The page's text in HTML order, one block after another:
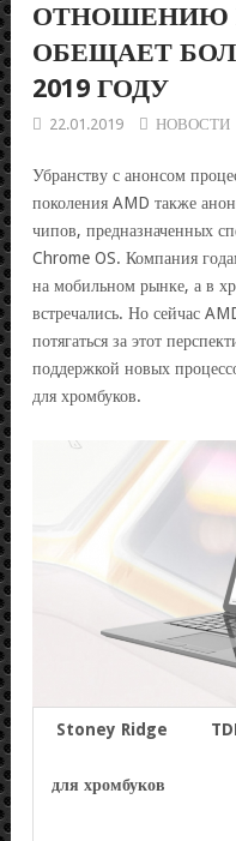
ОТНОШЕНИЮ
ОБЕЩАЕТ
2019 ГОДУ
22.01.2019 НОВОСТИ
Убранству с анонсом
поколения AMD также
чипов, предназначенных
Chrome OS. Компания
на мобильном рынке, а в
встречались. Но сейчас
потягаться за этот
поддержкой новых
для хромбуков.
Stoney Ridge
для хромбуков